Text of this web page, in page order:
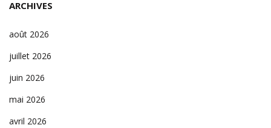
ARCHIVES
août 2026
juillet 2026
juin 2026
mai 2026
avril 2026